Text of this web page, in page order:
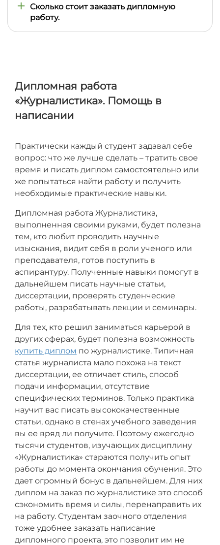
оплачивать работу по главам.
Сколько стоит заказать дипломную
работу.
Дипломная работа
«Журналистика». Помощь в
написании
Практически каждый студент задавал себе
вопрос: что же лучше сделать – тратить свое
время и писать диплом самостоятельно или
же попытаться найти работу и получить
необходимые практические навыки.
Дипломная работа Журналистика,
выполненная своими руками, будет полезна
тем, кто любит проводить научные
изыскания, видит себя в роли ученого или
преподавателя, готов поступить в
аспирантуру. Полученные навыки помогут в
дальнейшем писать научные статьи,
диссертации, проверять студенческие
работы, разрабатывать лекции и семинары.
Для тех, кто решил заниматься карьерой в
других сферах, будет полезна возможность
купить диплом по журналистике. Типичная
статья журналиста мало похожа на текст
диссертации, ее отличает стиль, способ
подачи информации, отсутствие
специфических терминов. Только практика
научит вас писать высококачественные
статьи, однако в стенах учебного заведения
вы ее вряд ли получите. Поэтому ежегодно
тысячи студентов, изучающих дисциплину
«Журналистика» стараются получить опыт
работы до момента окончания обучения. Это
дает огромный бонус в дальнейшем. Для них
диплом на заказ по журналистике это способ
сэкономить время и силы, перенаправить их
на работу. Студентам заочного отделения
тоже удобнее заказать написание
дипломного проекта, это позволит им не